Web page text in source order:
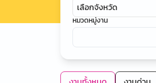
เลือกจังหวัด
หมวดหมู่งาน